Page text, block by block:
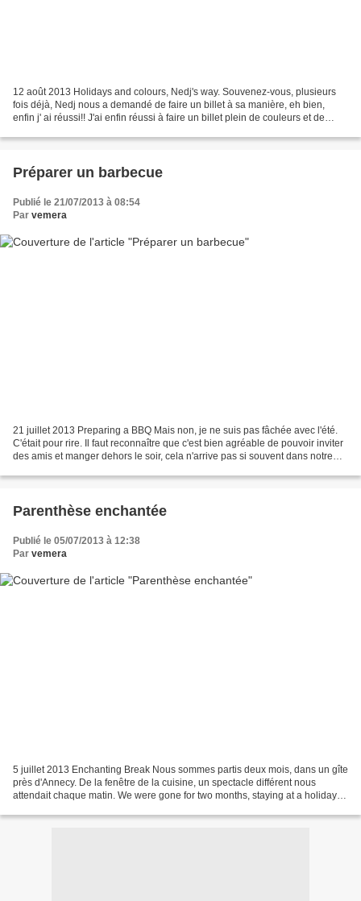
12 août 2013 Holidays and colours, Nedj's way. Souvenez-vous, plusieurs
fois déjà, Nedj nous a demandé de faire un billet à sa manière, eh bien,
enfin j' ai réussi!! J'ai enfin réussi à faire un billet plein de couleurs et de
Préparer un barbecue
Publié le 21/07/2013 à 08:54
Par vemera
21 juillet 2013 Preparing a BBQ Mais non, je ne suis pas fâchée avec l'été.
C'était pour rire. Il faut reconnaître que c'est bien agréable de pouvoir inviter
des amis et manger dehors le soir, cela n'arrive pas si souvent dans notre
Parenthèse enchantée
Publié le 05/07/2013 à 12:38
Par vemera
5 juillet 2013 Enchanting Break Nous sommes partis deux mois, dans un gîte
près d'Annecy. De la fenêtre de la cuisine, un spectacle différent nous
attendait chaque matin. We were gone for two months, staying at a holiday